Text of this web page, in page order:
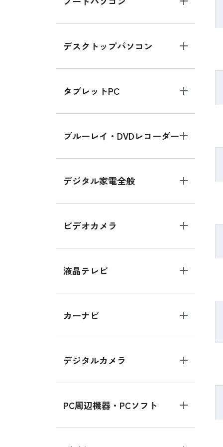
デスクトップパソコン
タブレットPC
ブルーレイ・DVDレコーダー
デジタル家電全般
ビデオカメラ
液晶テレビ
カーナビ
デジタルカメラ
PC周辺機器・PCソフト